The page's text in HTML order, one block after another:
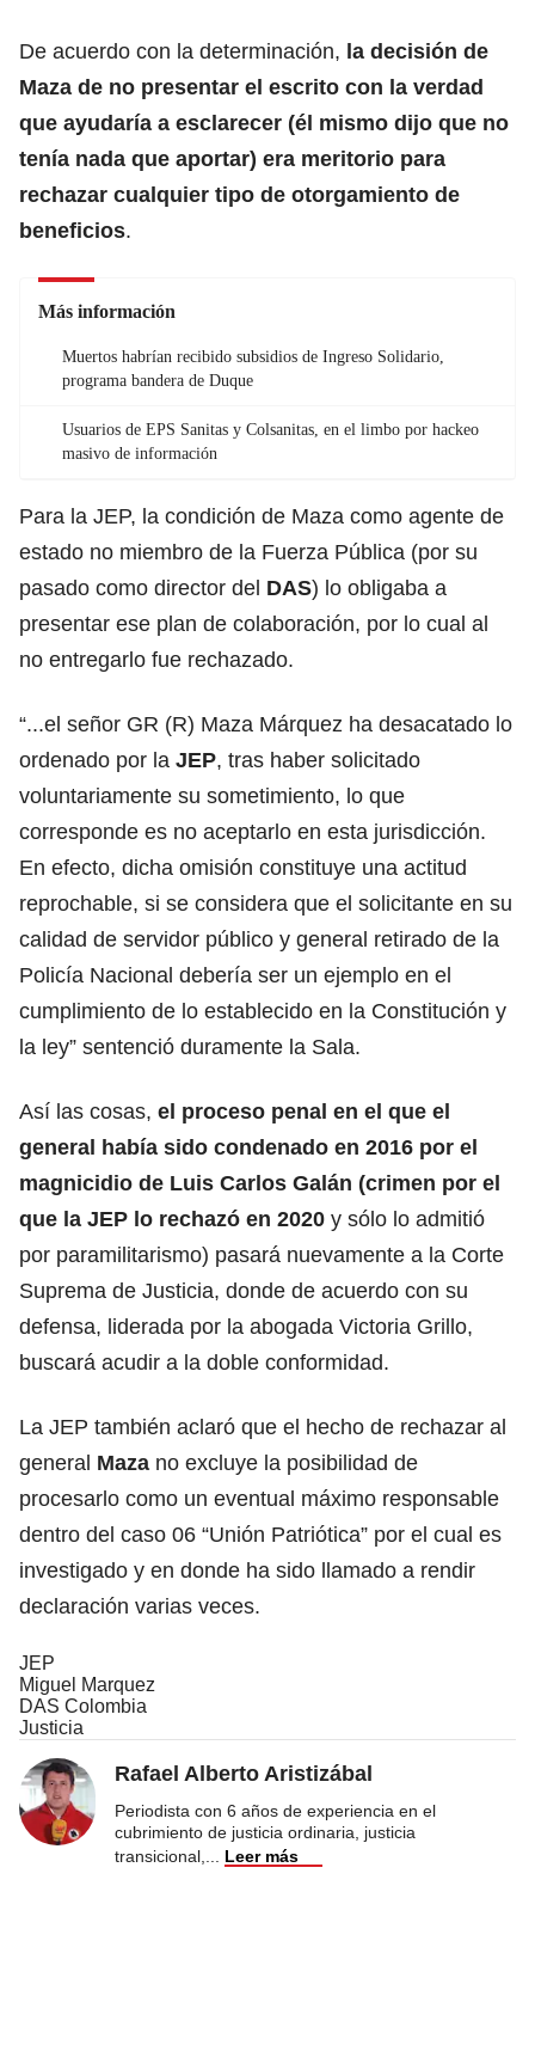
De acuerdo con la determinación, la decisión de
Maza de no presentar el escrito con la verdad
que ayudaría a esclarecer (él mismo dijo que no
tenía nada que aportar) era meritorio para
rechazar cualquier tipo de otorgamiento de
beneficios.
Más información
Muertos habrían recibido subsidios de Ingreso Solidario,
programa bandera de Duque
Usuarios de EPS Sanitas y Colsanitas, en el limbo por hackeo
masivo de información
Para la JEP, la condición de Maza como agente de
estado no miembro de la Fuerza Pública (por su
pasado como director del DAS) lo obligaba a
presentar ese plan de colaboración, por lo cual al
no entregarlo fue rechazado.
“...el señor GR (R) Maza Márquez ha desacatado lo
ordenado por la JEP, tras haber solicitado
voluntariamente su sometimiento, lo que
corresponde es no aceptarlo en esta jurisdicción.
En efecto, dicha omisión constituye una actitud
reprochable, si se considera que el solicitante en su
calidad de servidor público y general retirado de la
Policía Nacional debería ser un ejemplo en el
cumplimiento de lo establecido en la Constitución y
la ley” sentenció duramente la Sala.
Así las cosas, el proceso penal en el que el
general había sido condenado en 2016 por el
magnicidio de Luis Carlos Galán (crimen por el
que la JEP lo rechazó en 2020 y sólo lo admitió
por paramilitarismo) pasará nuevamente a la Corte
Suprema de Justicia, donde de acuerdo con su
defensa, liderada por la abogada Victoria Grillo,
buscará acudir a la doble conformidad.
La JEP también aclaró que el hecho de rechazar al
general Maza no excluye la posibilidad de
procesarlo como un eventual máximo responsable
dentro del caso 06 “Unión Patriótica” por el cual es
investigado y en donde ha sido llamado a rendir
declaración varias veces.
JEP
Miguel Marquez
DAS Colombia
Justicia
Rafael Alberto Aristizábal
Periodista con 6 años de experiencia en el
cubrimiento de justicia ordinaria, justicia
transicional,
Leer más